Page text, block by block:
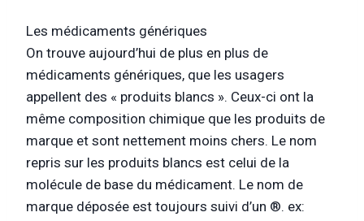
Les médicaments génériques
On trouve aujourd’hui de plus en plus de
médicaments génériques, que les usagers
appellent des « produits blancs ». Ceux-ci ont la
même composition chimique que les produits de
marque et sont nettement moins chers. Le nom
repris sur les produits blancs est celui de la
molécule de base du médicament. Le nom de
marque déposée est toujours suivi d’un ®. ex: